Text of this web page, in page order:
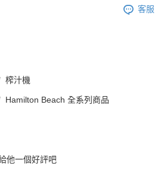
客服
榨汁機
Hamilton Beach 全系列商品
他一個好評吧